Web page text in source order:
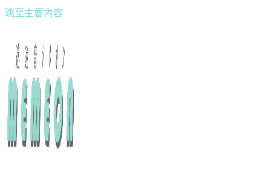
跳至主要內容